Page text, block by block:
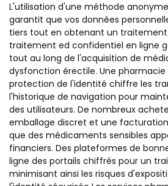
L'utilisation d'une méthode
garantit que vos données
tiers tout en obtenant un
traitement ed confidentiel en ligne
tout au long de l'acquisition de
dysfonction érectile. Une pharmacie
protection de l'identité chiffre les
l'historique de navigation pour
des utilisateurs. De nombreux
emballage discret et une
que des médicaments sensibles
financiers. Des plateformes de
ligne des portails chiffrés pour un
minimisant ainsi les risques